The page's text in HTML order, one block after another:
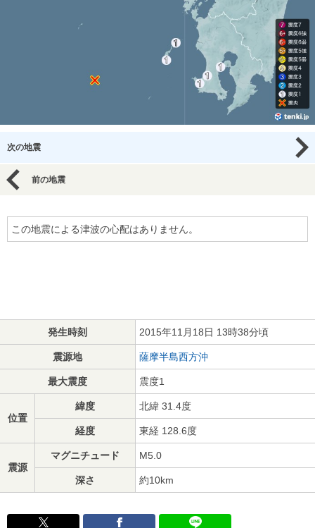
次の地震
前の地震
この地震による津波の心配はありません。
発生時刻 2015年11月18日 13時38分頃
震源地 薩摩半島西方沖
最大震度 震度1
位置
緯度 北緯 31.4度
経度 東経 128.6度
震源
マグニチュード M5.0
深さ 約10km